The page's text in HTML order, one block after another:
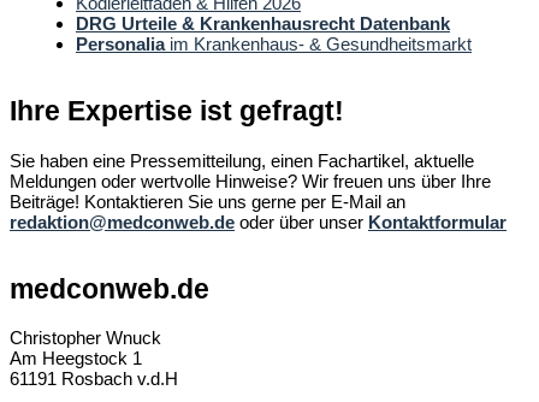
DRG Urteile & Krankenhausrecht Datenbank
Personaliaim Krankenhaus- & Gesundheitsmarkt
Ihre Expertise ist gefragt!
Sie haben eine Pressemitteilung, einen Fachartikel, aktuelle
Meldungen oder wertvolle Hinweise? Wir freuen uns über Ihre
Beiträge! Kontaktieren Sie uns gerne per E-Mail an
redaktion@medconweb.de oder über unser Kontaktformular
medconweb.de
Christopher Wnuck
Am Heegstock 1
61191 Rosbach v.d.H